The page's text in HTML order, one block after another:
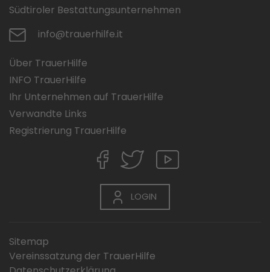
Südtiroler Bestattungsunternehmen
info@trauerhilfe.it
Über TrauerHilfe
INFO TrauerHilfe
Ihr Unternehmen auf TrauerHilfe
Verwandte Links
Registrierung TrauerHilfe
LOGIN
Sitemap
Vereinssatzung der TrauerHilfe